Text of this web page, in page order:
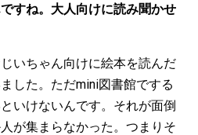
すね。大人向けに読み聞かせ
いちゃん向けに絵本を読んだ
した。ただmini図書館でする
いけないんです。それが面倒
が集まらなかった。つまりそ